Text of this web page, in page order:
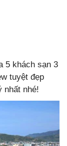
5 khách sạn 3
tuyệt đẹp
nhất nhé!